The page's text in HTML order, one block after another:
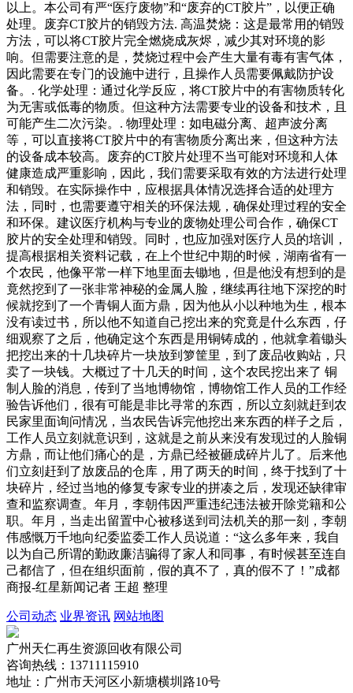
以上。本公司有严“医疗废物”和“废弃的CT胶片”，以便正确
处理。废弃CT胶片的销毁方法. 高温焚烧：这是最常用的销毁
方法，可以将CT胶片完全燃烧成灰烬，减少其对环境的影
响。但需要注意的是，焚烧过程中会产生大量有毒有害气体，
因此需要在专门的设施中进行，且操作人员需要佩戴防护设
备。. 化学处理：通过化学反应，将CT胶片中的有害物质转化
为无害或低毒的物质。但这种方法需要专业的设备和技术，且
可能产生二次污染。. 物理处理：如电磁分离、超声波分离
等，可以直接将CT胶片中的有害物质分离出来，但这种方法
的设备成本较高。废弃的CT胶片处理不当可能对环境和人体
健康造成严重影响，因此，我们需要采取有效的方法进行处理
和销毁。在实际操作中，应根据具体情况选择合适的处理方
法，同时，也需要遵守相关的环保法规，确保处理过程的安全
和环保。建议医疗机构与专业的废物处理公司合作，确保CT
胶片的安全处理和销毁。同时，也应加强对医疗人员的培训，
提高根据相关资料记载，在上个世纪中期的时候，湖南省有一
个农民，他像平常一样下地里面去锄地，但是他没有想到的是
竟然挖到了一张非常神秘的金属人脸，继续再往地下深挖的时
候就挖到了一个青铜人面方鼎，因为他从小以种地为生，根本
没有读过书，所以他不知道自己挖出来的究竟是什么东西，仔
细观察了之后，他确定这个东西是用铜铸成的，他就拿着锄头
把挖出来的十几块碎片一块放到箩筐里，到了废品收购站，只
卖了一块钱。大概过了十几天的时间，这个农民挖出来了 铜
制人脸的消息，传到了当地博物馆，博物馆工作人员的工作经
验告诉他们，很有可能是非比寻常的东西，所以立刻就赶到农
民家里面询问情况，当农民告诉完他挖出来东西的样子之后，
工作人员立刻就意识到，这就是之前从来没有发现过的人脸铜
方鼎，而让他们痛心的是，方鼎已经被砸成碎片儿了。后来他
们立刻赶到了放废品的仓库，用了两天的时间，终于找到了十
块碎片，经过当地的修复专家专业的拼凑之后，发现还缺律审
查和监察调查。年月，李朝伟因严重违纪违法被开除党籍和公
职。年月，当走出留置中心被移送到司法机关的那一刻，李朝
伟感慨万千地向纪委监委工作人员说道：“这么多年来，我自
以为自己所谓的勤政廉洁骗得了家人和同事，有时候甚至连自
己都信了，但在组织面前，假的真不了，真的假不了！”成都
商报-红星新闻记者 王超 整理
公司动态 业界资讯 网站地图
广州天仁再生资源回收有限公司
咨询热线：13711115910
地址：广州市天河区小新塘横圳路10号